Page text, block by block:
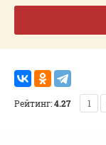
Рейтинг:4.27 1